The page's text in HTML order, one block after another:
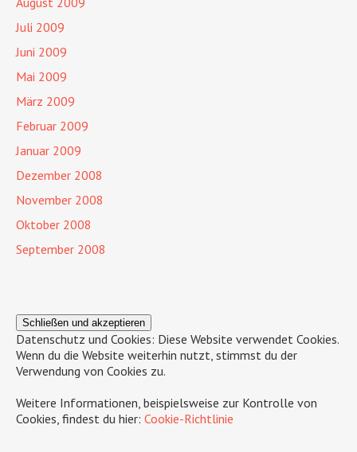
Juli 2009
Juni 2009
Mai 2009
März 2009
Februar 2009
Januar 2009
Dezember 2008
November 2008
Oktober 2008
September 2008
Datenschutz und Cookies: Diese Website verwendet Cookies.
Wenn du die Website weiterhin nutzt, stimmst du der
Verwendung von Cookies zu.
Weitere Informationen, beispielsweise zur Kontrolle von
Cookies, findest du hier: Cookie-Richtlinie